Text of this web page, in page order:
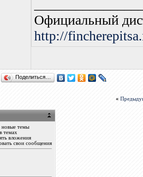
Официальный
http://
Поделиться…
«
новые темы
темах
вложения
свои сообщения